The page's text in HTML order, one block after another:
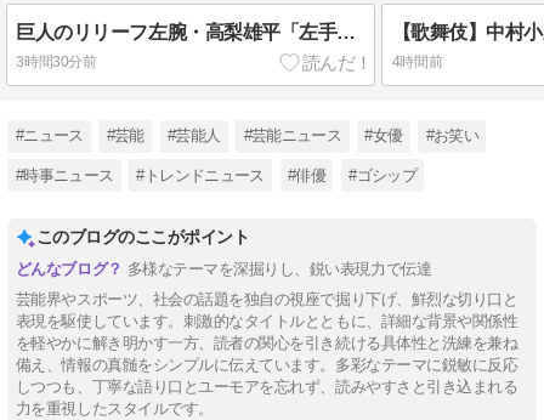
巨人のリリーフ左腕・高梨雄平「左手薬指に指輪」でお泊まり不倫愛
3時間30分前 4時間前
#ニュース #芸能 #芸能人 #芸能ニュース #女優 #お笑い
#時事ニュース #トレンドニュース #俳優 #ゴシップ
このブログのここがポイント
多様なテーマを深掘りし、鋭い表現力で伝達
芸能界やスポーツ、社会の話題を独自の視座で掘り下げ、鮮烈な切り口と
表現を駆使しています。刺激的なタイトルとともに、詳細な背景や関係性
を軽やかに解き明かす一方、読者の関心を引き続ける具体性と洗練を兼ね
備え、情報の真髄をシンプルに伝えています。多彩なテーマに鋭敏に反応
しつつも、丁寧な語り口とユーモアを忘れず、読みやすさと引き込まれる
力を重視したスタイルです。